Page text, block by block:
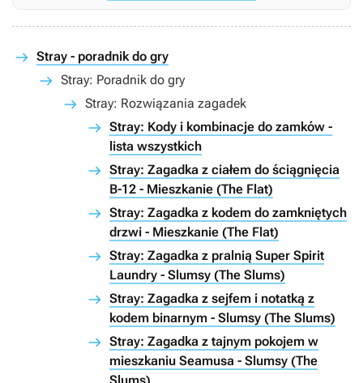
Stray - poradnik do gry
Stray: Poradnik do gry
Stray: Rozwiązania zagadek
Stray: Kody i kombinacje do zamków -
lista wszystkich
Stray: Zagadka z ciałem do ściągnięcia
B-12 - Mieszkanie (The Flat)
Stray: Zagadka z kodem do zamkniętych
drzwi - Mieszkanie (The Flat)
Stray: Zagadka z pralnią Super Spirit
Laundry - Slumsy (The Slums)
Stray: Zagadka z sejfem i notatką z
kodem binarnym - Slumsy (The Slums)
Stray: Zagadka z tajnym pokojem w
mieszkaniu Seamusa - Slumsy (The